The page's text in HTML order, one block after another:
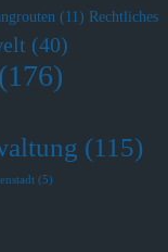
(11) Rechtliches
(40)
(176)
(115)
(5)